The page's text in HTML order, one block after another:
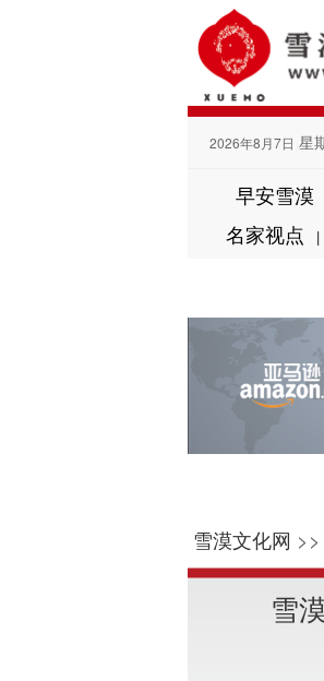
2026年8月7日 星
早安雪漠
名家视点 |
雪漠文化网
雪